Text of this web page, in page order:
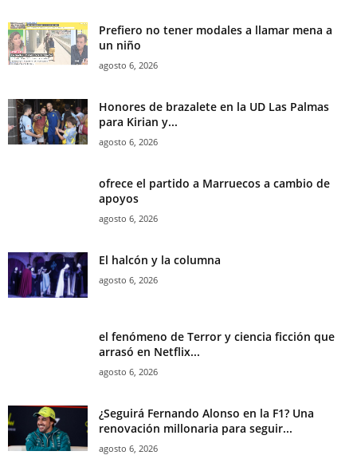
Prefiero no tener modales a llamar mena a
un niño
agosto 6, 2026
Honores de brazalete en la UD Las Palmas
para Kirian y...
agosto 6, 2026
ofrece el partido a Marruecos a cambio de
apoyos
agosto 6, 2026
El halcón y la columna
agosto 6, 2026
el fenómeno de Terror y ciencia ficción que
arrasó en Netflix...
agosto 6, 2026
¿Seguirá Fernando Alonso en la F1? Una
renovación millonaria para seguir...
agosto 6, 2026